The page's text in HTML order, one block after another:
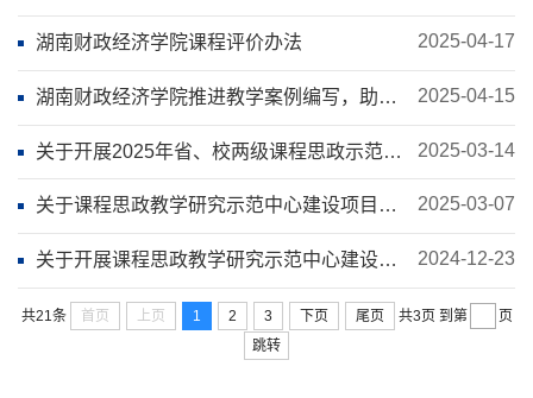
订）
湖南财政经济学院课程评价办法 2025-04-17
湖南财政经济学院推进教学案例编写，助力
教学质量升级
2025-04-15
关于开展2025年省、校两级课程思政示范课
程申报工作的通知
2025-03-14
关于课程思政教学研究示范中心建设项目立
项的公示
2025-03-07
关于开展课程思政教学研究示范中心建设项
目申报的通知
2024-12-23
共21条 首页 上页 1 2 3 下页 尾页 共3页 到第
页
跳转